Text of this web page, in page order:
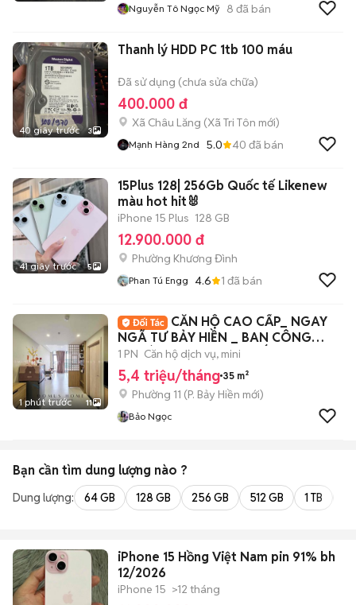
Nguyễn Tô Ngọc Mỹ 8 đã bán
40 giây trước 3
Thanh lý HDD PC 1tb 100 máu
Đã sử dụng (chưa sửa chữa)
400.000 đ
Xã Châu Lăng (Xã Tri Tôn mới)
Mạnh Hàng 2nd 5.0 40 đã bán
41 giây trước 5
15Plus 128| 256Gb Quốc tế Likenew
màu hot hit🐰
iPhone 15 Plus 128 GB
12.900.000 đ
Phường Khương Đình
Phan Tú Engg 4.6 1 đã bán
1 phút trước 11
CĂN HỘ CAO CẤP_ NGAY
NGÃ TƯ BẢY HIỀN _ BAN CÔNG
THOÁNG_ FULL NỘI THẤT
1 PN Căn hộ dịch vụ, mini
5,4 triệu/tháng 35 m²
Phường 11 (P. Bảy Hiền mới)
Bảo Ngọc
Bạn cần tìm dung lượng nào ?
Dung lượng: 64 GB 128 GB 256 GB 512 GB 1 TB
iPhone 15 Hồng Việt Nam pin 91% bh
12/2026
iPhone 15 >12 tháng